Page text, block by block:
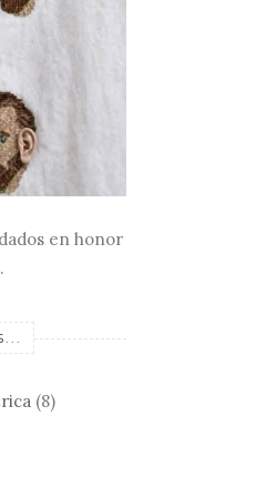
en honor
(8)